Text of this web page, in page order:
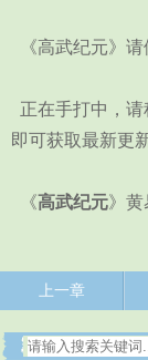
《高武纪元》请
正在手打中，请
即可获取最新更
《高武纪元》黄
上一章